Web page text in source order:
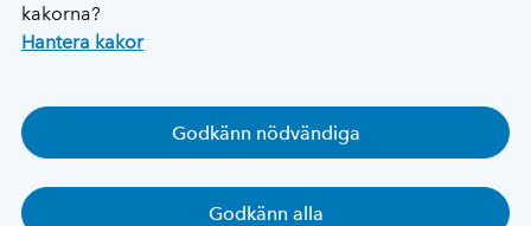
kakorna?
Hantera kakor
Godkänn nödvändiga
Godkänn alla